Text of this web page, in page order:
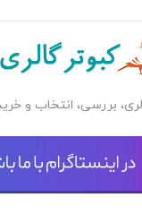
بررسی، انتخاب و